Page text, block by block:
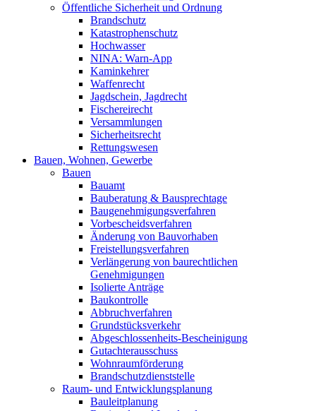
Öffentliche Sicherheit und Ordnung
Brandschutz
Katastrophenschutz
Hochwasser
NINA: Warn-App
Kaminkehrer
Waffenrecht
Jagdschein, Jagdrecht
Fischereirecht
Versammlungen
Sicherheitsrecht
Rettungswesen
Bauen, Wohnen, Gewerbe
Bauen
Bauamt
Bauberatung & Bausprechtage
Baugenehmigungsverfahren
Vorbescheidsverfahren
Änderung von Bauvorhaben
Freistellungsverfahren
Verlängerung von baurechtlichen
Genehmigungen
Isolierte Anträge
Baukontrolle
Abbruchverfahren
Grundstücksverkehr
Abgeschlossenheits-Bescheinigung
Gutachterausschuss
Wohnraumförderung
Brandschutzdienststelle
Raum- und Entwicklungsplanung
Bauleitplanung